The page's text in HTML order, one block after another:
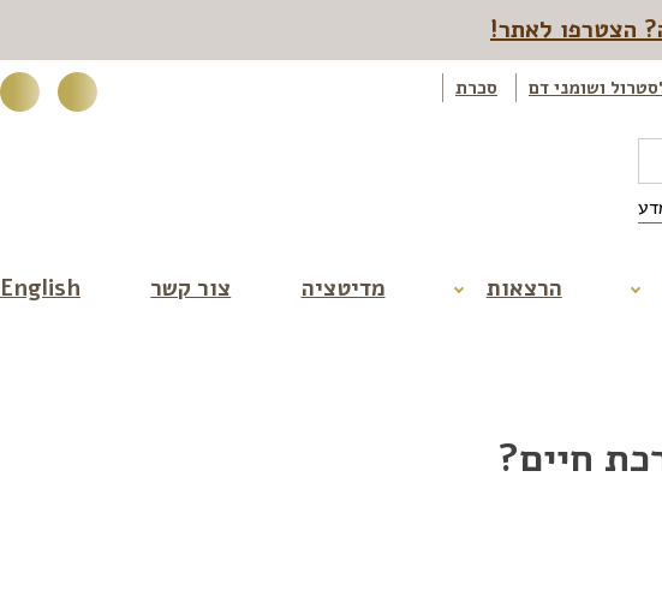
הצטרפו לאתר!
ושומני דם סכרת
הרצאות מדיטציה צור קשר English
חיים?